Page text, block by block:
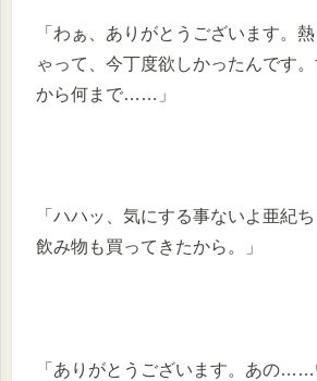
「わぁ、ありがとうございます。
ゃって、今丁度欲しかったんです
から何まで……」
「ハハッ、気にする事ないよ亜紀ち
飲み物も買ってきたから。」
「ありがとうございます。あの